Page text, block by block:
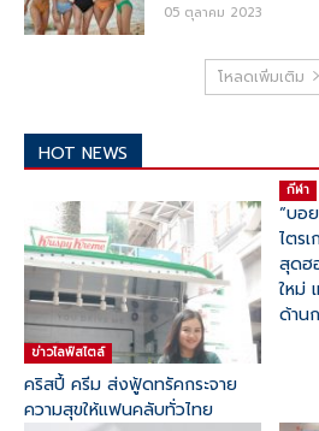
05 ตุลาคม 2023
โหลดเพิ่มเติม
HOT NEWS
ข่าวไลฟ์สไตล์
คริสปี้ ครีม ส่งฟู้ดทรัคกระจาย
ความสุขให้แฟนคลับทั่วไทย
กีฬา
“บอ
ไตร
สุดฮ
ใหม่
ด้าน